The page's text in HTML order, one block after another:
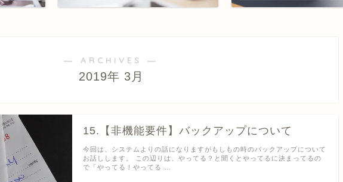
― ARCHIVES ―
2019年 3月
15.【非機能要件】バックアップについて
今回は、システムよりの話になりますがもしもの時のバックアップについて
お話しします。 この辺りは、やってる？と聞くとやってるに決まってるの
で「やってる！やってる …